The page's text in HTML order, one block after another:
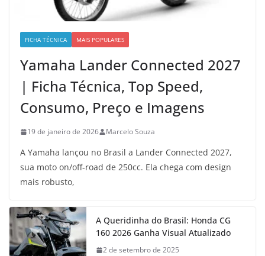
FICHA TÉCNICA MAIS POPULARES
Yamaha Lander Connected 2027
| Ficha Técnica, Top Speed,
Consumo, Preço e Imagens
19 de janeiro de 2026 Marcelo Souza
A Yamaha lançou no Brasil a Lander Connected 2027,
sua moto on/off-road de 250cc. Ela chega com design
mais robusto,
A Queridinha do Brasil: Honda CG
160 2026 Ganha Visual Atualizado
2 de setembro de 2025